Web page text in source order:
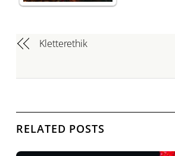
Kletterethik
RELATED POSTS